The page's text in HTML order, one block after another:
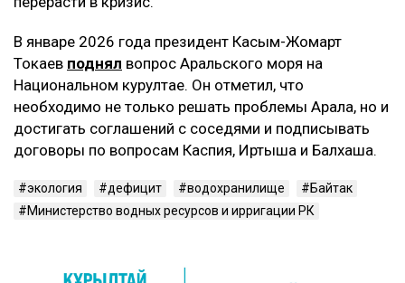
В январе 2026 года президент Касым-Жомарт
Токаев поднял вопрос Аральского моря на
Национальном курултае. Он отметил, что
необходимо не только решать проблемы Арала, но и
достигать соглашений с соседями и подписывать
договоры по вопросам Каспия, Иртыша и Балхаша.
экология дефицит водохранилище
Байтак
Министерство водных ресурсов и ирригации РК